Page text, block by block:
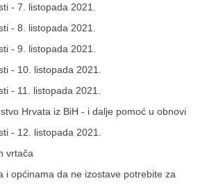
- 7. listopada 2021.
- 8. listopada 2021.
- 9. listopada 2021.
- 10. listopada 2021.
- 11. listopada 2021.
Hrvata iz BiH - i dalje pomoć u obnovi
- 12. listopada 2021.
vrtača
i općinama da ne izostave potrebite za